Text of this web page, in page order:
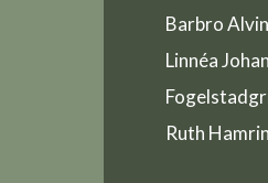
Barbro
Linnéa
Ruth